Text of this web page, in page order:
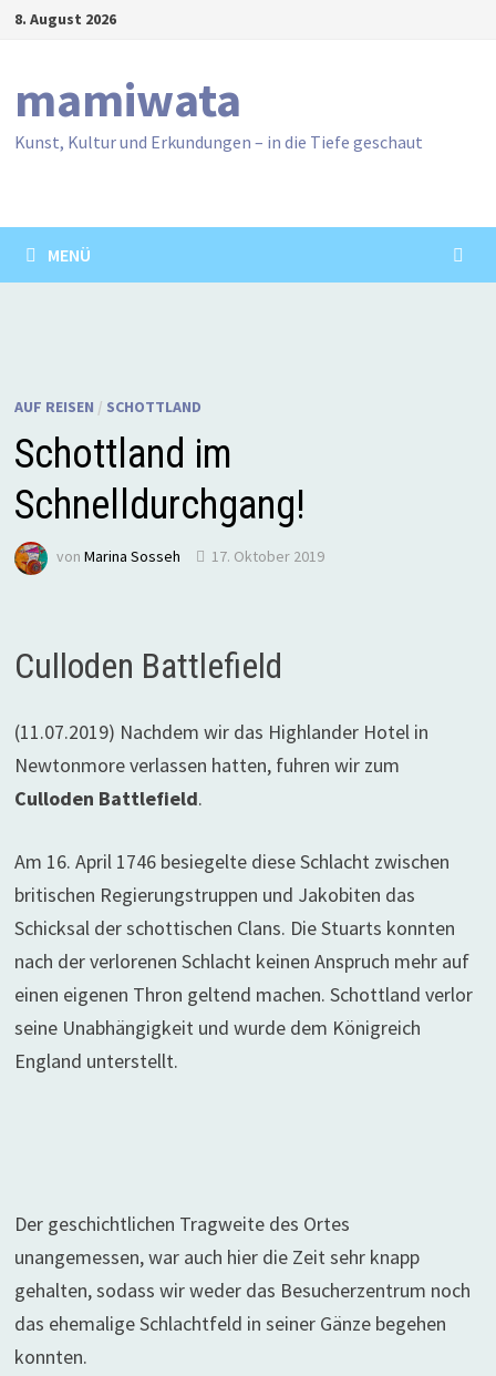
Zum8. August 2026
mamiwata
Kunst, Kultur und Erkundungen – in die Tiefe geschaut
MENÜ
AUF REISEN / SCHOTTLAND
Schottland im
Schnelldurchgang!
von Marina Sosseh 17. Oktober 2019
Culloden Battlefield
(11.07.2019) Nachdem wir das Highlander Hotel in
Newtonmore verlassen hatten, fuhren wir zum
Culloden Battlefield.
Am 16. April 1746 besiegelte diese Schlacht zwischen
britischen Regierungstruppen und Jakobiten das
Schicksal der schottischen Clans. Die Stuarts konnten
nach der verlorenen Schlacht keinen Anspruch mehr auf
einen eigenen Thron geltend machen. Schottland verlor
seine Unabhängigkeit und wurde dem Königreich
England unterstellt.
Der geschichtlichen Tragweite des Ortes
unangemessen, war auch hier die Zeit sehr knapp
gehalten, sodass wir weder das Besucherzentrum noch
das ehemalige Schlachtfeld in seiner Gänze begehen
konnten.